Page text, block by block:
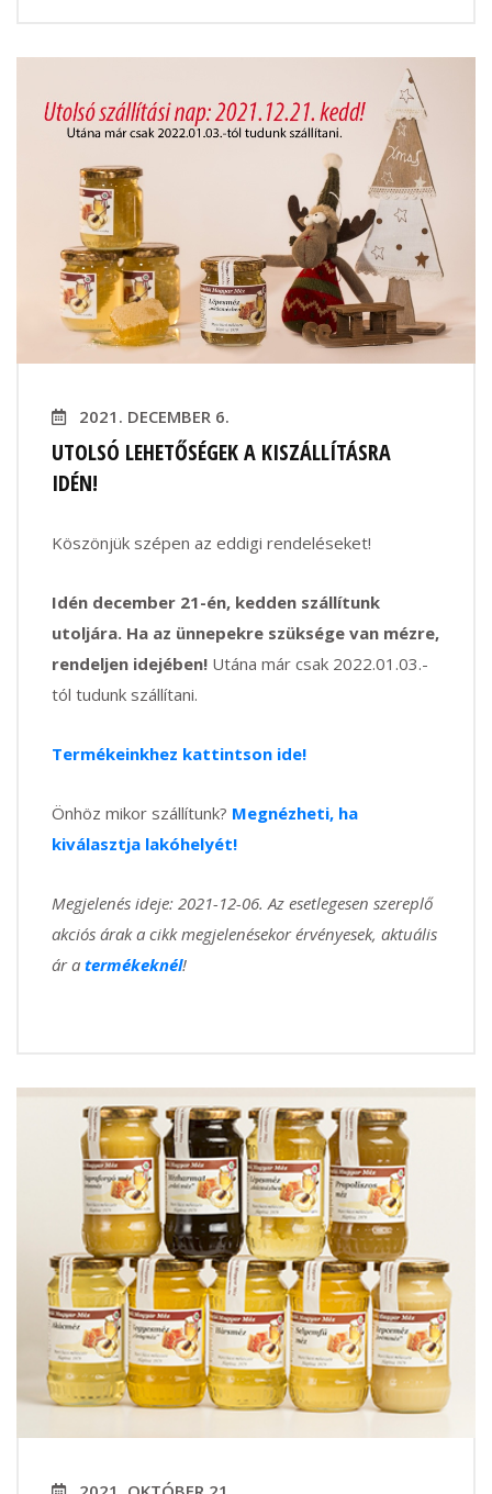
2021. DECEMBER 6.
UTOLSÓ LEHETŐSÉGEK A KISZÁLLÍTÁSRA
IDÉN!
Köszönjük szépen az eddigi rendeléseket!
Idén december 21-én, kedden szállítunk
utoljára. Ha az ünnepekre szüksége van mézre,
rendeljen idejében! Utána már csak 2022.01.03.-
tól tudunk szállítani.
Termékeinkhez kattintson ide!
Önhöz mikor szállítunk? Megnézheti, ha
kiválasztja lakóhelyét!
Megjelenés ideje: 2021-12-06. Az esetlegesen szereplő
akciós árak a cikk megjelenésekor érvényesek, aktuális
ár a termékeknél!